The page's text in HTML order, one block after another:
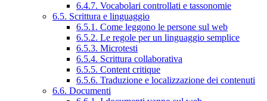
6.4.7. Vocabolari controllati e tassonomie
6.5. Scrittura e linguaggio
6.5.1. Come leggono le persone sul web
6.5.2. Le regole per un linguaggio semplice
6.5.3. Microtesti
6.5.4. Scrittura collaborativa
6.5.5. Content critique
6.5.6. Traduzione e localizzazione dei contenuti
6.6. Documenti